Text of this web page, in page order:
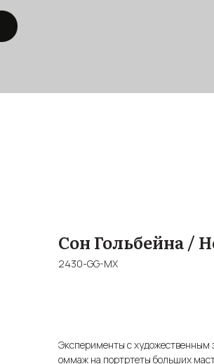
Сон Гольбейна /
2430-GG-MX
Эксперименты с художественным
оммаж на портртеты больших